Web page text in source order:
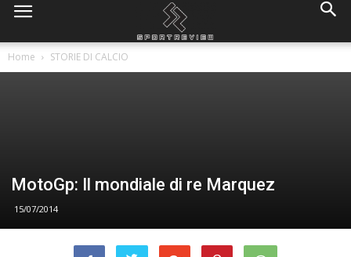
Home STORIE DI CALCIO
MotoGp: Il mondiale di re Marquez
15/07/2014